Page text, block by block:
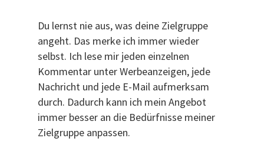
Du lernst nie aus, was deine Zielgruppe
angeht. Das merke ich immer wieder
selbst. Ich lese mir jeden einzelnen
Kommentar unter Werbeanzeigen, jede
Nachricht und jede E-Mail aufmerksam
durch. Dadurch kann ich mein Angebot
immer besser an die Bedürfnisse meiner
Zielgruppe anpassen.